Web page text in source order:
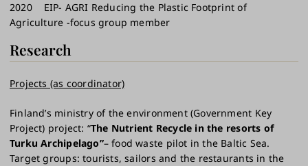
2020 EIP- AGRI Reducing the Plastic Footprint of
Agriculture -focus group member
Research
Projects (as coordinator)
Finland’s ministry of the environment (Government Key
Project) project: “The Nutrient Recycle in the resorts of
Turku Archipelago”– food waste pilot in the Baltic Sea.
Target groups: tourists, sailors and the restaurants in the